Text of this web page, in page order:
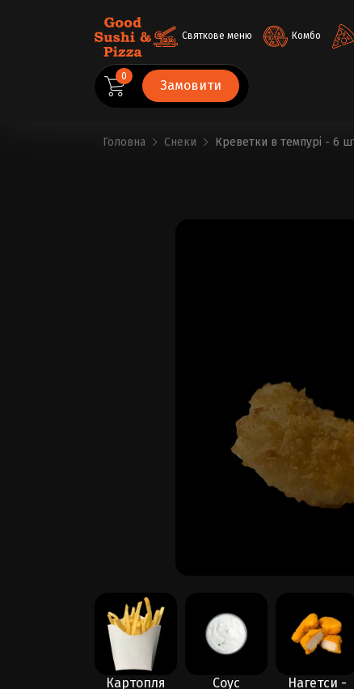
Святкове меню Комбо
0
Замовити
Головна Снеки Креветки в темпурі - 6
Картопля
Соус
Нагетси -